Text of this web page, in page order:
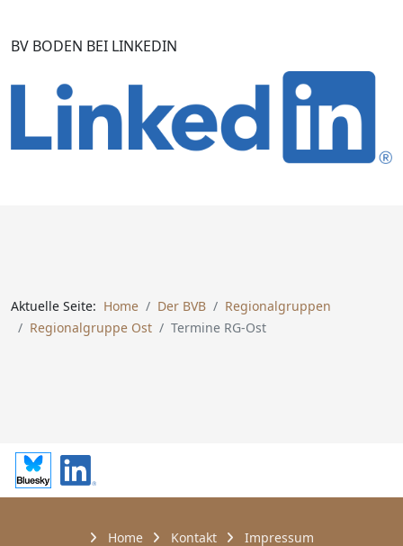
BV BODEN BEI LINKEDIN
Aktuelle Seite: Home Der BVB
Regionalgruppen
Regionalgruppe Ost
Termine RG-Ost
Home Kontakt Impressum